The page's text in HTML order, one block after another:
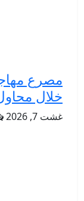
مصرع
خلال
غشت 7, 2026